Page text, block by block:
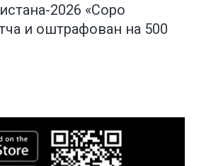
2026 «Соро
и оштрафован на 500